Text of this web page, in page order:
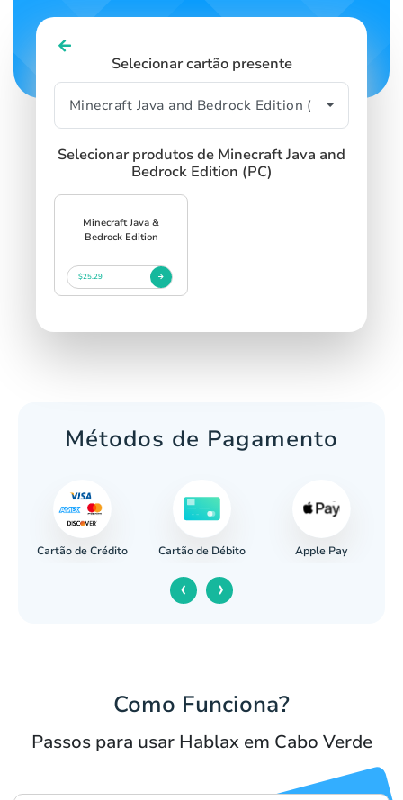
Selecionar cartão presente
Selecionar produtos de Minecraft Java and
Bedrock Edition (PC)
Minecraft Java &
Bedrock Edition
$25.29
Métodos de Pagamento
Cartão de Crédito Cartão de Débito Apple Pay
‹ ›
Como Funciona?
Passos para usar Hablax em Cabo Verde